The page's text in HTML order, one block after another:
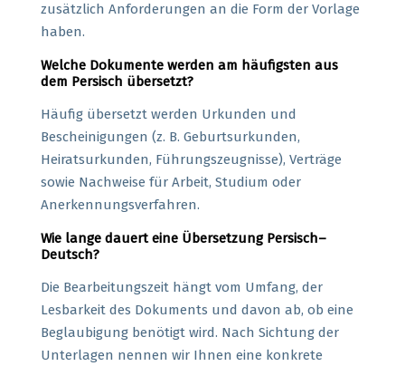
zusätzlich Anforderungen an die Form der Vorlage
haben.
Welche Dokumente werden am häufigsten aus
dem Persisch übersetzt?
Häufig übersetzt werden Urkunden und
Bescheinigungen (z. B. Geburtsurkunden,
Heiratsurkunden, Führungszeugnisse), Verträge
sowie Nachweise für Arbeit, Studium oder
Anerkennungsverfahren.
Wie lange dauert eine Übersetzung Persisch–
Deutsch?
Die Bearbeitungszeit hängt vom Umfang, der
Lesbarkeit des Dokuments und davon ab, ob eine
Beglaubigung benötigt wird. Nach Sichtung der
Unterlagen nennen wir Ihnen eine konkrete